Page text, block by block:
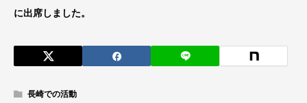
に出席しました。
長崎での活動